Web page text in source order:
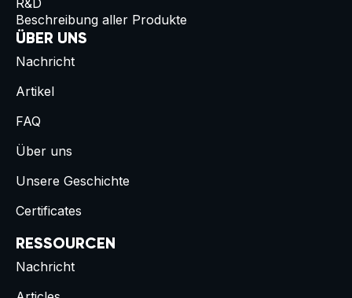
R&D
Beschreibung aller Produkte
ÜBER UNS
Nachricht
Artikel
FAQ
Über uns
Unsere Geschichte
Certificates
RESSOURCEN
Nachricht